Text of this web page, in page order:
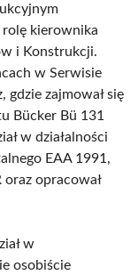
rolę kierownika
i Konstrukcji.
w Serwisie
zajmował się
Bücker Bü 131
w działalności
EAA 1991,
opracował
w
osobiście